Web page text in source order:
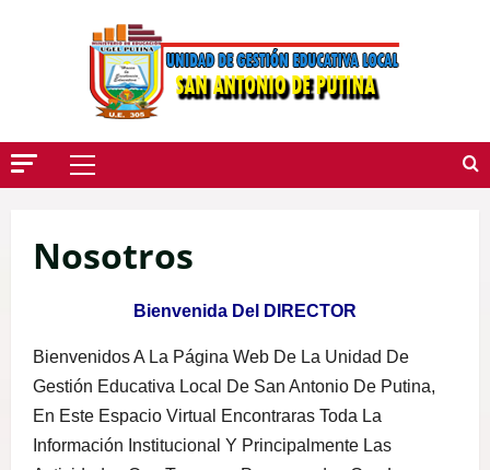
Menú
Nosotros
Bienvenida Del DIRECTOR
Bienvenidos A La Página Web De La Unidad De
Gestión Educativa Local De San Antonio De Putina,
En Este Espacio Virtual Encontraras Toda La
Información Institucional Y Principalmente Las